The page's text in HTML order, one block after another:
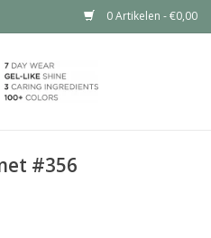
0 Artikelen - €0,00
#356